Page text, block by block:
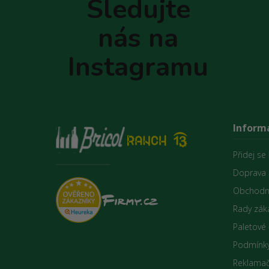
Sledujte
nás na
Instagramu
Přidej se
Doprava
Rady